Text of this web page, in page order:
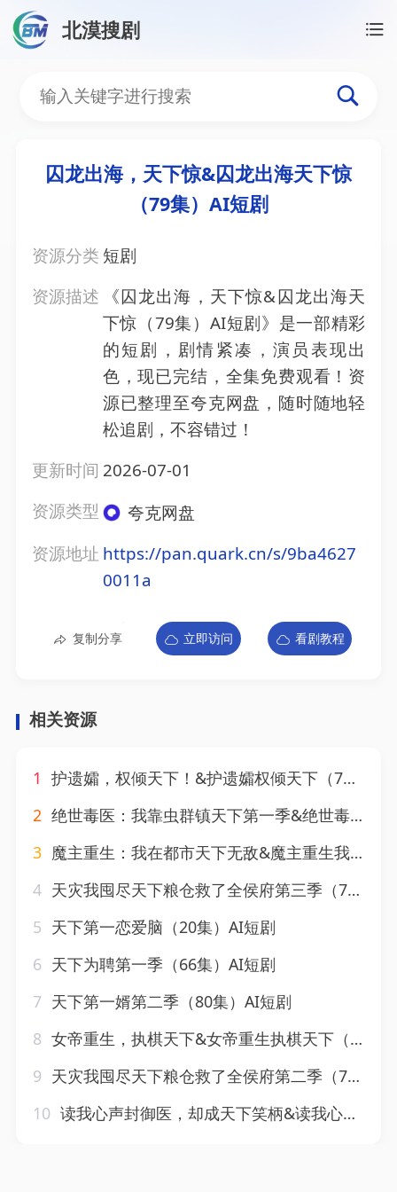
北漠搜剧
囚龙出海，天下惊&囚龙
囚龙出海，天下惊&囚龙出海天下惊
（79集）AI短剧
资源分类 短剧
资源描述
《囚龙出海，天下惊&囚龙出海天
下惊（79集）AI短剧》是一部精彩
的短剧，剧情紧凑，演员表现出
色，现已完结，全集免费观看！资
源已整理至夸克网盘，随时随地轻
松追剧，不容错过！
更新时间 2026-07-01
资源类型
夸克网盘
资源地址 https://pan.quark.cn/s/9ba4627
0011a
复制分享 立即访问 看剧教程
相关资源
1 护遗孀，权倾天下！&护遗孀权倾天下（70集）AI短剧
2 绝世毒医：我靠虫群镇天下第一季&绝世毒医我靠虫群镇天下第一季（104集）AI短剧
3 魔主重生：我在都市天下无敌&魔主重生我在都市天下无敌（85集）AI短剧
4 天灾我囤尽天下粮仓救了全侯府第三季（70集）AI短剧
5 天下第一恋爱脑（20集）AI短剧
6 天下为聘第一季（66集）AI短剧
7 天下第一婿第二季（80集）AI短剧
8 女帝重生，执棋天下&女帝重生执棋天下（62集）AI短剧
9 天灾我囤尽天下粮仓救了全侯府第二季（72集）AI短剧
10 读我心声封御医，却成天下笑柄&读我心声封御医却成天下笑柄（67集）AI短剧